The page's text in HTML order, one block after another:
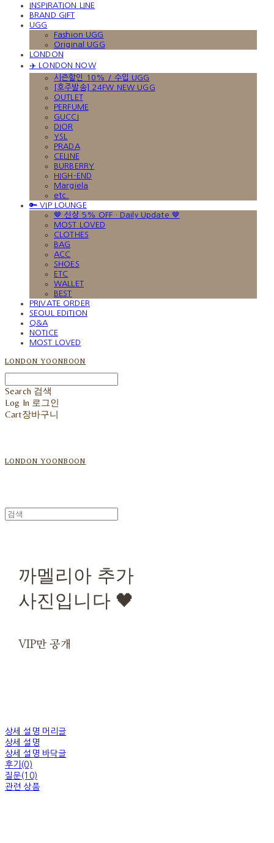
INSPIRATION LINE
BRAND GIFT
UGG
Fashion UGG
Original UGG
LONDON
✈️ LONDON NOW
시즌할인 10% / 수입 UGG
[호주발송] 24FW NEW UGG
OUTLET
PERFUME
GUCCI
DIOR
YSL
PRADA
CELINE
BURBERRY
HIGH-END
Margiela
etc.
🔑 VIP LOUNGE
🤎 신상 5% OFF · Daily Update 🤎
MOST LOVED
CLOTHES
BAG
ACC
SHOES
ETC
WALLET
BEST
PRIVATE ORDER
SEOUL EDITION
Q&A
NOTICE
MOST LOVED
LONDON YOONBOON
Search 검색
Log In 로그인
Cart장바구니
LONDON YOONBOON
까멜리아 추가
사진입니다 🖤
VIP만 공개
상세 설명 머리글
상세 설명
상세 설명 바닥글
후기(0)
질문(10)
관련 상품